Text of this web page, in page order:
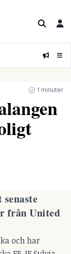
🕝 1 minuter
från United
och har